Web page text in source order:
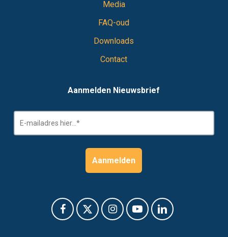
Media
FAQ-oud
Downloads
Contact
Aanmelden Nieuwsbrief